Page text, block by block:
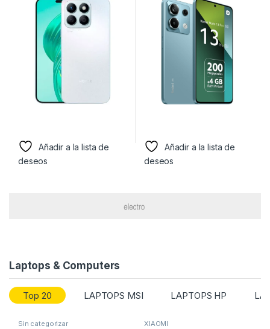
Añadir a la lista de
deseos
Añadir a la lista de
deseos
Laptops & Computers
Top 20 LAPTOPS MSI LAPTOPS HP
Sin categorizar XIAOMI